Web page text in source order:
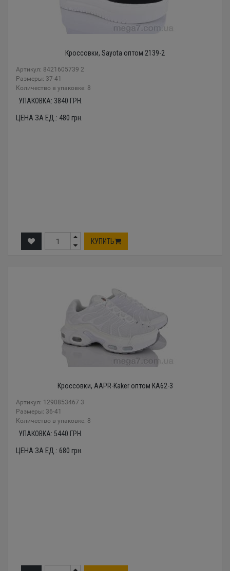
Кроссовки, Sayota оптом 2139-2
Артикул: 8421605739 2
Размеры: 37-41
Количество в упаковке: 8
УПАКОВКА: 3840 ГРН.
ЦЕНА ЗА ЕД.: 480 грн.
КУПИТЬ
Кроссовки, AAPR-Kaker оптом KA62-3
Артикул: 1290853467 3
Размеры: 36-41
Количество в упаковке: 8
УПАКОВКА: 5440 ГРН.
ЦЕНА ЗА ЕД.: 680 грн.